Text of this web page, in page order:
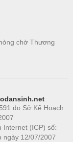
chờ Thương
do Sở Kế Hoạch
Internet (ICP) số:
ngày 12/07/2007